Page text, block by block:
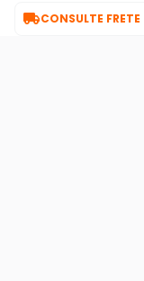
CONSULTE FRETE